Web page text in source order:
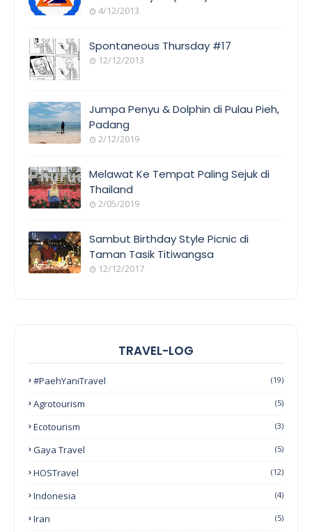
4/12/2013
Spontaneous Thursday #17
12/12/2013
Jumpa Penyu & Dolphin di Pulau Pieh,
Padang
2/12/2019
Melawat Ke Tempat Paling Sejuk di
Thailand
2/05/2019
Sambut Birthday Style Picnic di
Taman Tasik Titiwangsa
12/12/2017
TRAVEL-LOG
#PaehYaniTravel (19)
Agrotourism (5)
Ecotourism (3)
Gaya Travel (5)
HOSTravel (12)
Indonesia (4)
Iran (5)